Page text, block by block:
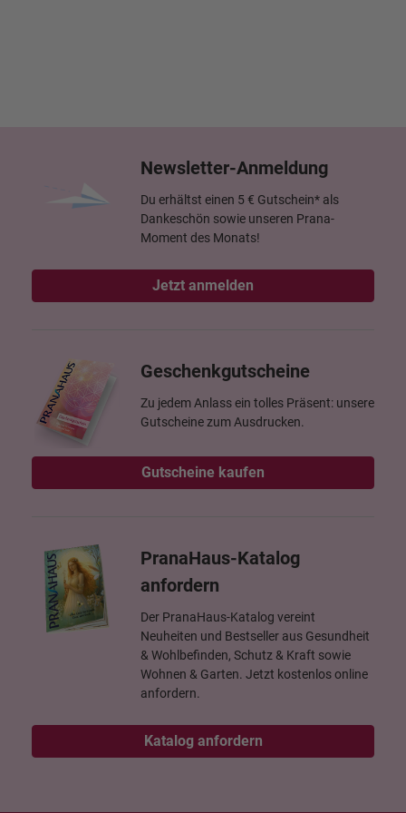
Newsletter-Anmeldung
Du erhältst einen 5 € Gutschein* als
Dankeschön sowie unseren Prana-
Moment des Monats!
Jetzt anmelden
Geschenkgutscheine
Zu jedem Anlass ein tolles Präsent: unsere
Gutscheine zum Ausdrucken.
Gutscheine kaufen
PranaHaus-Katalog
anfordern
Der PranaHaus-Katalog vereint
Neuheiten und Bestseller aus Gesundheit
& Wohlbefinden, Schutz & Kraft sowie
Wohnen & Garten. Jetzt kostenlos online
anfordern.
Katalog anfordern